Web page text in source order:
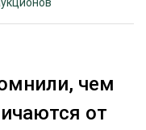
чем
от